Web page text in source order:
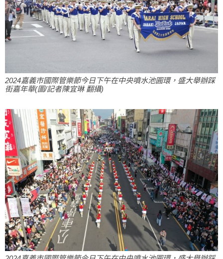
2024嘉義市國際管樂節今日下午在中央噴水池圓環，盛大舉辦踩
街嘉年華(圖/記者陳宜琳 翻攝)